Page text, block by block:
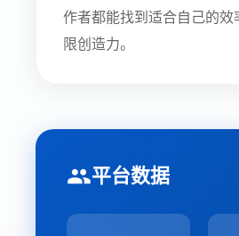
作者都能找到适合自己的效
限创造力。
平台数据